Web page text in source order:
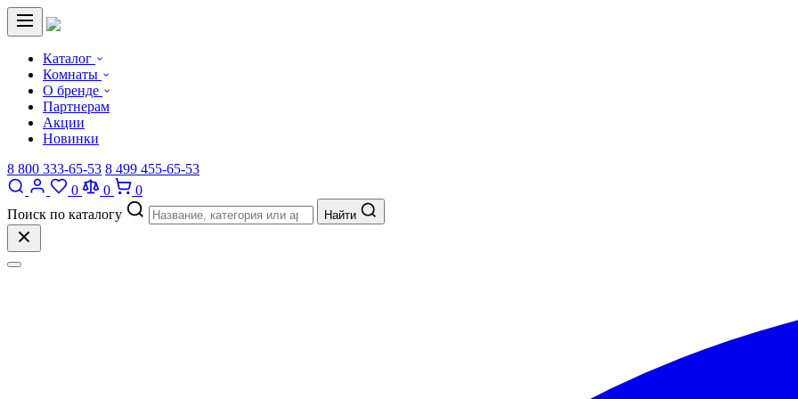
Каталог
Комнаты
О бренде
Партнерам
Акции
Новинки
8 800 333-65-53 8 499 455-65-53
0
0
0
Поиск по каталогу
Найти